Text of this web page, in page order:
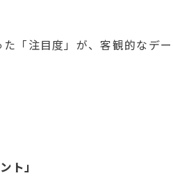
「注目度」が、客観的なデ
ト」